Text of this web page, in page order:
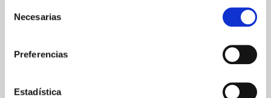
Necesarias
Preferencias
Estadística
GARANTÍA DE CALIDAD